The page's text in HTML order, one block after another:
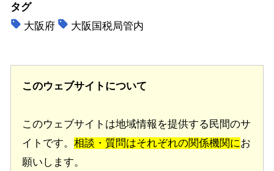
タグ
大阪府
大阪国税局管内
このウェブサイトについて
このウェブサイトは地域情報を提供する民間のサ
イトです。 相談・質問はそれぞれの関係機関にお
願いします。